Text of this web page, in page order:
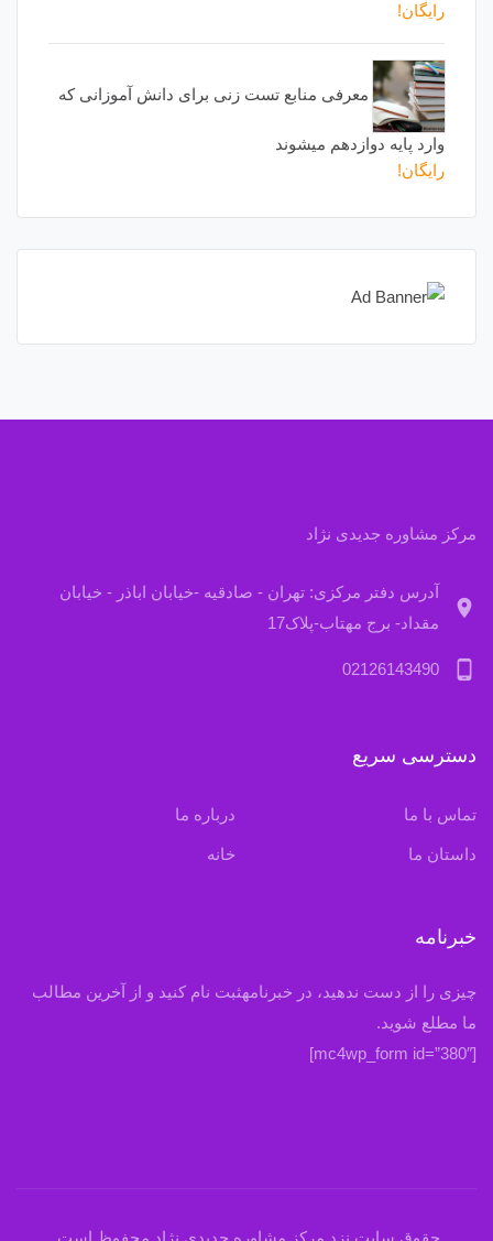
رایگان!
معرفی منابع تست زنی برای دانش آموزانی که
وارد پایه دوازدهم میشوند
رایگان!
مرکز مشاوره جدیدی نژاد
location_on
آدرس دفتر مرکزی: تهران - صادقیه -خیابان اباذر - خیابان
مقداد- برج مهتاب-پلاک17
phone_android
02126143490
دسترسی سریع
تماس با ما درباره ما
داستان ما خانه
خبرنامه
چیزی را از دست ندهید، در خبرنامهثبت نام کنید و از آخرین مطالب
ما مطلع شوید.
[mc4wp_form id=”380″]